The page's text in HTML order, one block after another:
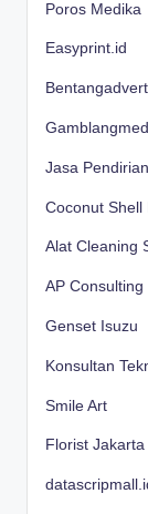
Poros Medika
Easyprint.id
Jasa
Coconut Shell
Alat Cleaning
AP Consulting
Genset Isuzu
Konsultan
Smile Art
Florist Jakarta